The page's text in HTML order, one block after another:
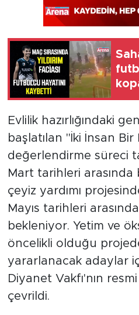
Evlilik hazırlığındaki
başlatılan "İki İnsan
değerlendirme süreci
Mart tarihleri arasında
çeyiz yardımı
Mayıs tarihleri
bekleniyor. Yetim ve
öncelikli olduğu
yararlanacak adaylar
Diyanet Vakfı'nın
çevrildi.